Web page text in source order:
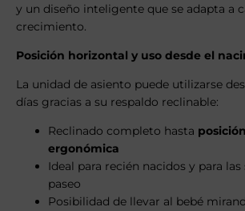
y un diseño inteligente que se adapta a
crecimiento.
Posición horizontal y uso desde el
La unidad de asiento puede utilizarse
días gracias a su respaldo reclinable:
Reclinado completo hasta
ergonómica
Ideal para recién nacidos y para
paseo
Posibilidad de llevar al bebé